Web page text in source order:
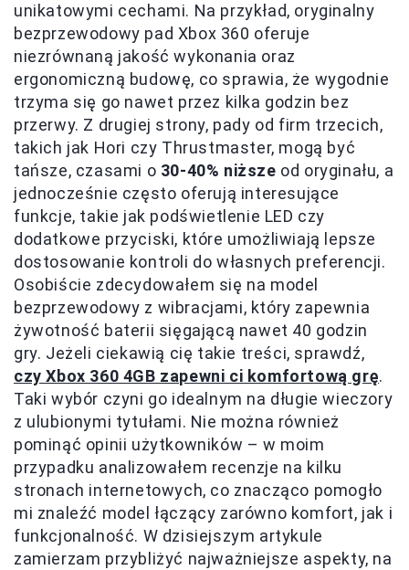
unikatowymi cechami. Na przykład, oryginalny
bezprzewodowy pad Xbox 360 oferuje
niezrównaną jakość wykonania oraz
ergonomiczną budowę, co sprawia, że wygodnie
trzyma się go nawet przez kilka godzin bez
przerwy. Z drugiej strony, pady od firm trzecich,
takich jak Hori czy Thrustmaster, mogą być
tańsze, czasami o 30-40% niższe od oryginału, a
jednocześnie często oferują interesujące
funkcje, takie jak podświetlenie LED czy
dodatkowe przyciski, które umożliwiają lepsze
dostosowanie kontroli do własnych preferencji.
Osobiście zdecydowałem się na model
bezprzewodowy z wibracjami, który zapewnia
żywotność baterii sięgającą nawet 40 godzin
gry. Jeżeli ciekawią cię takie treści, sprawdź,
czy Xbox 360 4GB zapewni ci komfortową grę.
Taki wybór czyni go idealnym na długie wieczory
z ulubionymi tytułami. Nie można również
pominąć opinii użytkowników – w moim
przypadku analizowałem recenzje na kilku
stronach internetowych, co znacząco pomogło
mi znaleźć model łączący zarówno komfort, jak i
funkcjonalność. W dzisiejszym artykule
zamierzam przybliżyć najważniejsze aspekty, na